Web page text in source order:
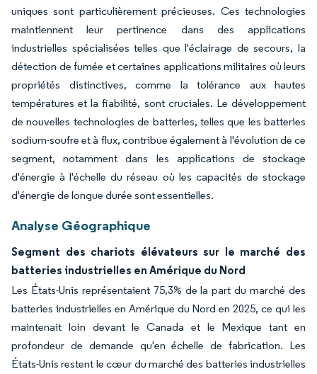
uniques sont particulièrement précieuses. Ces technologies
maintiennent leur pertinence dans des applications
industrielles spécialisées telles que l'éclairage de secours, la
détection de fumée et certaines applications militaires où leurs
propriétés distinctives, comme la tolérance aux hautes
températures et la fiabilité, sont cruciales. Le développement
de nouvelles technologies de batteries, telles que les batteries
sodium-soufre et à flux, contribue également à l'évolution de ce
segment, notamment dans les applications de stockage
d'énergie à l'échelle du réseau où les capacités de stockage
d'énergie de longue durée sont essentielles.
Analyse Géographique
Segment des chariots élévateurs sur le marché des
batteries industrielles en Amérique du Nord
Les États-Unis représentaient 75,3% de la part du marché des
batteries industrielles en Amérique du Nord en 2025, ce qui les
maintenait loin devant le Canada et le Mexique tant en
profondeur de demande qu'en échelle de fabrication. Les
États-Unis restent le cœur du marché des batteries industrielles